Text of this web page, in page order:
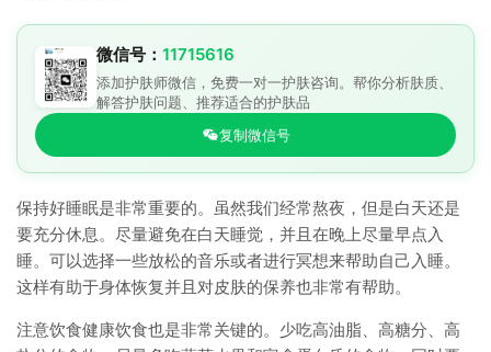
微信号： 11715616
添加护肤师微信，免费一对一护肤咨询。帮你分析肤质、
解答护肤问题、推荐适合的护肤品
复制微信号
保持好睡眠是非常重要的。虽然我们经常熬夜，但是白天还是
要充分休息。尽量避免在白天睡觉，并且在晚上尽量早点入
睡。可以选择一些放松的音乐或者进行冥想来帮助自己入睡。
这样有助于身体恢复并且对皮肤的保养也非常有帮助。
注意饮食健康饮食也是非常关键的。少吃高油脂、高糖分、高